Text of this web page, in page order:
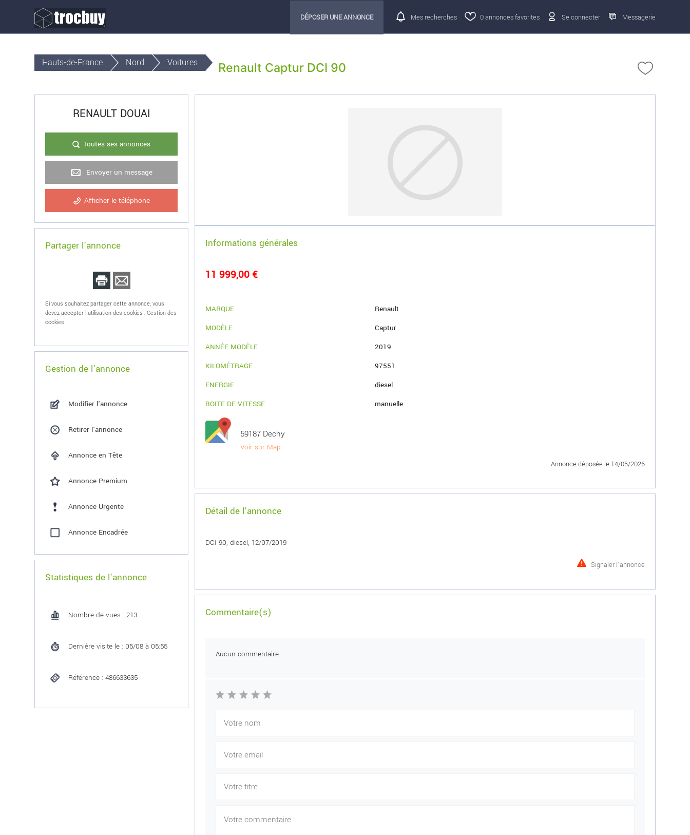
DÉPOSER UNE ANNONCE Mes recherches 0annonces favorites Se connecter Messagerie
Hauts-de-France Nord Voitures Renault Captur DCI 90
RENAULT DOUAI
Toutes ses annonces
Envoyer un message
Afficher le téléphone
Partager l'annonce
Si vous souhaitez partager cette annonce, vous
devez accepter l'utilisation des cookies :Gestion des
cookies
Gestion de l'annonce
Modifier l'annonce
Retirer l'annonce
Annonce en Tête
Annonce Premium
Annonce Urgente
Annonce Encadrée
Statistiques de l'annonce
Nombre de vues : 213
Dernière visite le : 05/08 à 05:55
Référence : 486633635
Informations générales
11 999,00 €
MARQUE
Renault
MODÈLE
Captur
ANNÉE MODÈLE
2019
KILOMÉTRAGE
97551
ENERGIE
diesel
BOITE DE VITESSE
manuelle
59187 Dechy
Voir sur Map
Annonce déposée le 14/05/2026
Détail de l'annonce
DCI 90, diesel, 12/07/2019
Signaler l'annonce
Commentaire(s)
Aucun commentaire